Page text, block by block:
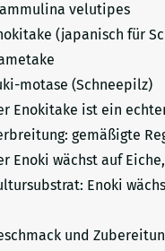
velutipes
(japanisch für
motase (Schneepilz)
Enokitake ist ein
gemäßigte
Enoki wächst auf
Enoki
und